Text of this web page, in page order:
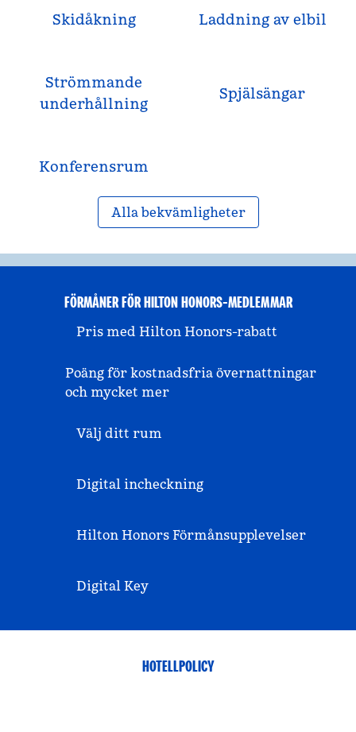
Skidåkning Laddning av elbil
Strömmande
underhållning
Spjälsängar
Konferensrum
Alla bekvämligheter
FÖRMÅNER FÖR HILTON HONORS-MEDLEMMAR
Pris med Hilton Honors-rabatt
Poäng för kostnadsfria övernattningar
och mycket mer
Välj ditt rum
Digital incheckning
Hilton Honors Förmånsupplevelser
Digital Key
HOTELLPOLICY